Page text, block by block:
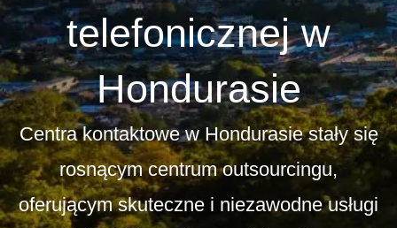
telefonicznej w
Hondurasie
Centra kontaktowe w Hondurasie stały się
rosnącym centrum outsourcingu,
oferującym skuteczne i niezawodne usługi